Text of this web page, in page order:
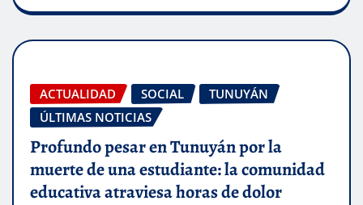
ACTUALIDAD SOCIAL
TUNUYÁN
ÚLTIMAS NOTICIAS
Profundo pesar en Tunuyán por la
muerte de una estudiante: la comunidad
educativa atraviesa horas de dolor